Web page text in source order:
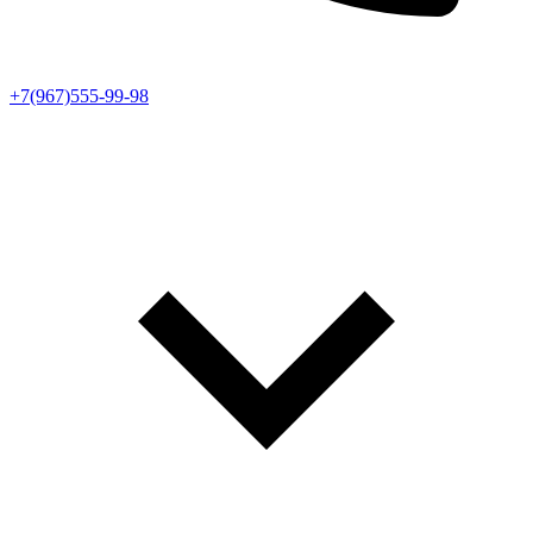
+7(967)555-99-98